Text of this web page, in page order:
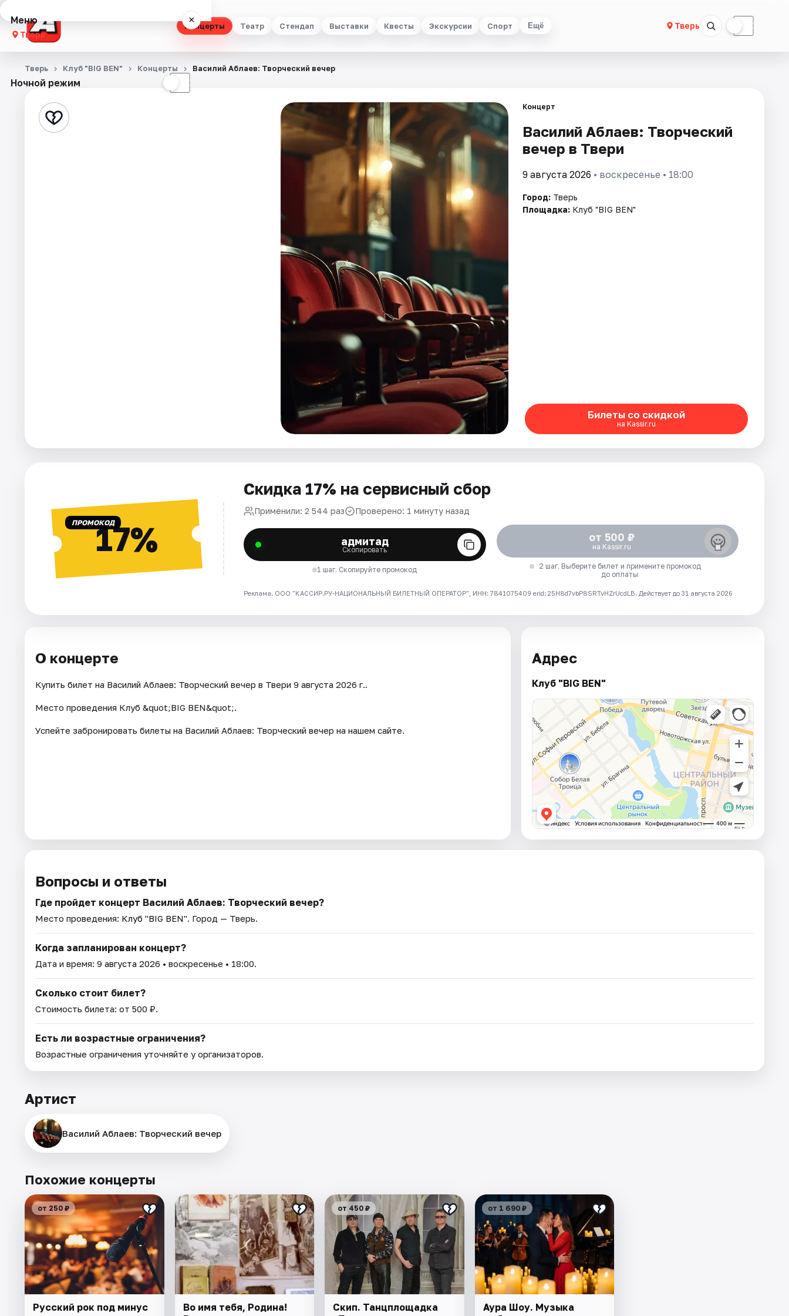
Концерты Театр Стендап Выставки Квесты Экскурсии Спорт Ещё Тверь ☾
Меню ×
Тверь
Концерты
Стендап
Ночной режим ☾
Тверь Клуб "BIG BEN" Концерты Василий Аблаев: Творческий вечер
Концерт
Василий Аблаев: Творческий
вечер в Твери
9 августа 2026 • воскресенье • 18:00
Город: Тверь
Площадка: Клуб "BIG BEN"
Билеты со скидкой
на Kassir.ru
ПРОМОКОД17%
Скидка 17% на сервисный сбор
Применили: 2 544 раз Проверено: 1 минуту назад
адмитад
Скопировать
1 шаг. Скопируйте промокод
от 500 ₽
на Kassir.ru
2 шаг. Выберите билет и примените промокод
до оплаты
Реклама. ООО "КАССИР.РУ-НАЦИОНАЛЬНЫЙ БИЛЕТНЫЙ ОПЕРАТОР", ИНН: 7841075409 erid: 25H8d7vbP8SRTvHZrUcdLB. Действует до 31 августа 2026
О концерте
Купить билет на Василий Аблаев: Творческий вечер в Твери 9 августа 2026 г..
Место проведения Клуб &quot;BIG BEN&quot;.
Успейте забронировать билеты на Василий Аблаев: Творческий вечер на нашем сайте.
Адрес
Клуб "BIG BEN"
Вопросы и ответы
Где пройдет концерт Василий Аблаев: Творческий вечер?
Место проведения: Клуб "BIG BEN". Город — Тверь.
Когда запланирован концерт?
Дата и время: 9 августа 2026 • воскресенье • 18:00.
Сколько стоит билет?
Стоимость билета: от 500 ₽.
Есть ли возрастные ограничения?
Возрастные ограничения уточняйте у организаторов.
Артист
Василий Аблаев: Творческий вечер
Похожие концерты
от 250 ₽
Русский рок под минус
Во имя тебя, Родина!
от 450 ₽
Скип. Танцплощадка
от 1 690 ₽
Аура Шоу. Музыка